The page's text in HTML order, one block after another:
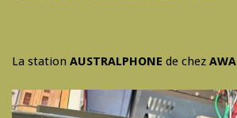
La station AUSTRALPHONE de chez AWA